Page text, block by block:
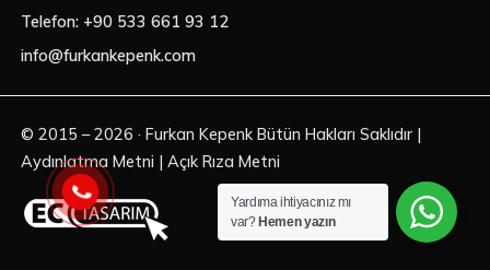
Telefon: +90 533 661 93 12
info@furkankepenk.com
© 2015 – 2026 · Furkan KepenkBütün Hakları Saklıdır |
Aydınlatma Metni | Açık Rıza Metni
Hemen Ara
Yardıma ihtiyacınız mı
var? Hemen yazın